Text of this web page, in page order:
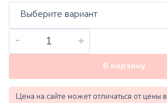
Выберите вариант
- +
В корзину
Цена на сайте может отличаться от цены